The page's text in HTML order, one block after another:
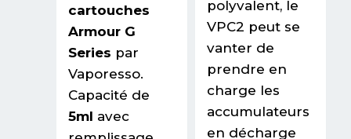
cartouches
Armour G
Series par
Vaporesso.
Capacité de
5ml avec
polyvalent, le
VPC2 peut se
vanter de
prendre en
charge les
accumulateurs
en décharge